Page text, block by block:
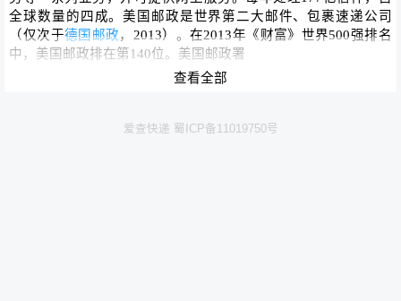
全球数量的四成。美国邮政是世界第二大邮件、包裹速递公司
（仅次于德国邮政，2013）。在2013年《财富》世界500强排名
中，美国邮政排在第140位。美国邮政署
国际快递查询系统，实时跟进USPS单号查询服务。国
USPS发往中国的EMS快递信息可通过
EMS快递查询
查看全部
爱查快递 蜀ICP备11019750号